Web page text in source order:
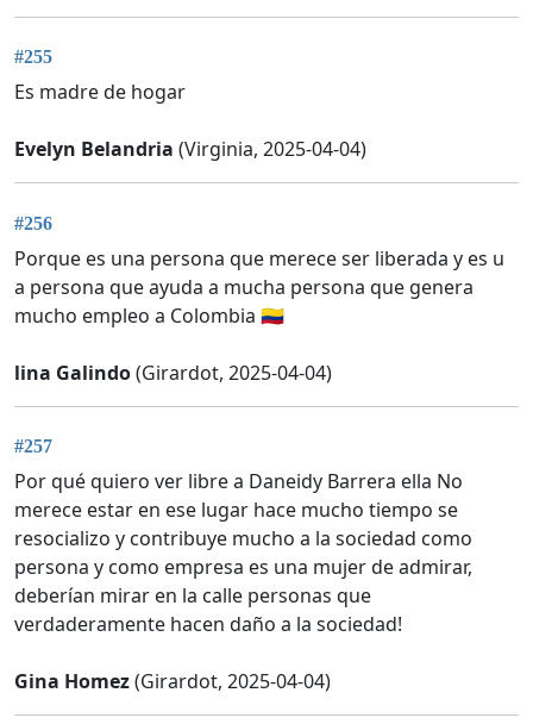
#255
Es madre de hogar
Evelyn Belandria (Virginia, 2025-04-04)
#256
Porque es una persona que merece ser liberada y es u
a persona que ayuda a mucha persona que genera
mucho empleo a Colombia 🇨🇴
lina Galindo(Girardot, 2025-04-04)
#257
Por qué quiero ver libre a Daneidy Barrera ella No
merece estar en ese lugar hace mucho tiempo se
resocializo y contribuye mucho a la sociedad como
persona y como empresa es una mujer de admirar,
deberían mirar en la calle personas que
verdaderamente hacen daño a la sociedad!
Gina Homez(Girardot, 2025-04-04)